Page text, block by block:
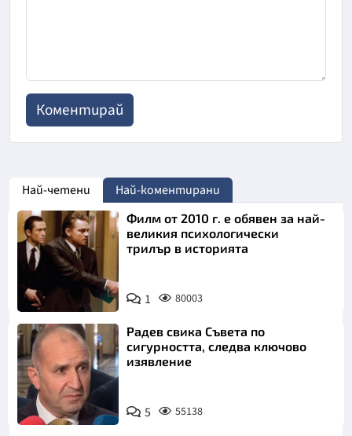
Най-четени Най-коментирани
Филм от 2010 г. е обявен за най-
великия психологически
трилър в историята
1 80003
Радев свика Съвета по
сигурността, следва ключово
изявление
5 55138